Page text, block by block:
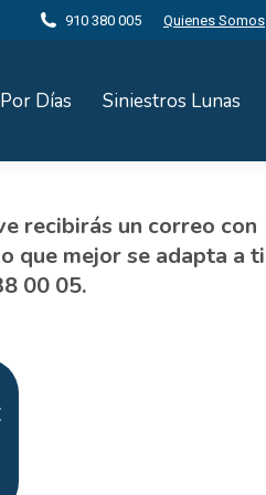
910 380 005 Quienes Somos
Por Días Siniestros Lunas